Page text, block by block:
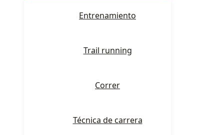
Entrenamiento
Trail running
Correr
Técnica de carrera